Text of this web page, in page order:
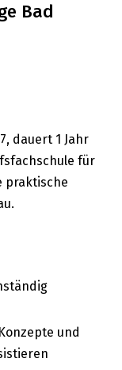
Bad
dauert 1 Jahr
für
praktische
und